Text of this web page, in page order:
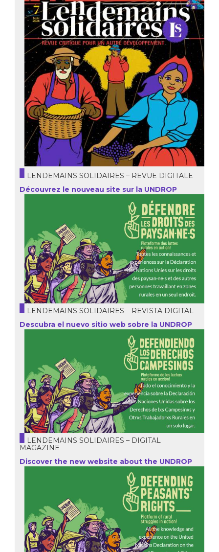
LENDEMAINS SOLIDAIRES – REVUE DIGITALE
Découvrez le nouveau site sur la UNDROP
LENDEMAINS SOLIDAIRES – REVISTA DIGITAL
Descubra el nuevo sitio web sobre la UNDROP
LENDEMAINS SOLIDAIRES – DIGITAL
MAGAZINE
Discover the new website about the UNDROP